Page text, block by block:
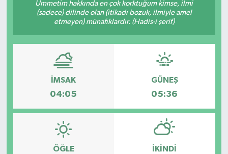
Ümmetim hakkında en çok korktuğum kimse, ilmi
(sadece) dilinde olan (itikadı bozuk, ilmiyle amel
etmeyen) münafıklardır. (Hadis-i şerif)
İMSAK
04:05
GÜNEŞ
05:36
ÖĞLE İKINDI